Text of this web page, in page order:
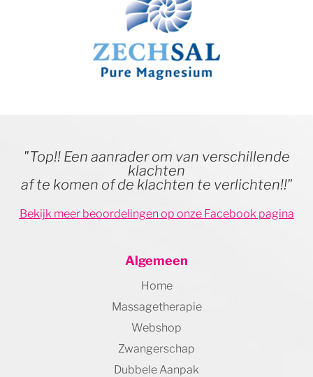
"Top!! Een aanrader om van verschillende
klachten
af te komen of de klachten te verlichten!!"
Bekijk meer beoordelingen op onze Facebook pagina
Algemeen
Home
Massagetherapie
Webshop
Zwangerschap
Dubbele Aanpak